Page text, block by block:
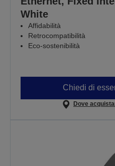
White
Affidabilità
Retrocompatibilità
Eco-sostenibilità
Chiedi di
Dove